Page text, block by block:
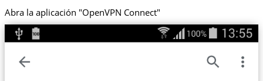
Abra la aplicación "OpenVPN Connect"